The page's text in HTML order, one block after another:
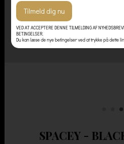
SPACEY -
VED AT ACCEPTERE DENNE TILMELDING AF
BETINGELSER.
Du kan læse de nye betingelser ved at trykke på dette